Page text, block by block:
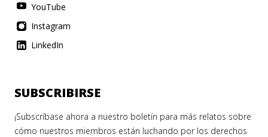
YouTube
Instagram
LinkedIn
SUBSCRIBIRSE
¡Subscríbase ahora a nuestro boletín para más relatos sobre
cómo nuestros miembros están luchando por los derechos